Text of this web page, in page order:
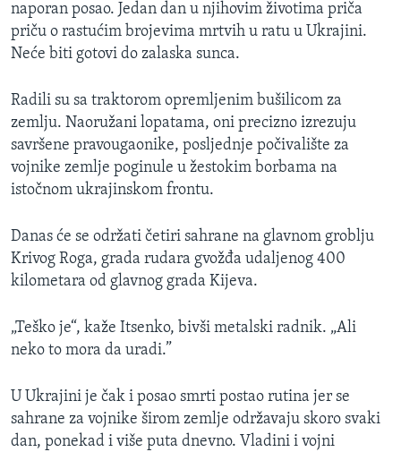
naporan posao. Jedan dan u njihovim životima priča
priču o rastućim brojevima mrtvih u ratu u Ukrajini.
Neće biti gotovi do zalaska sunca.
Radili su sa traktorom opremljenim bušilicom za
zemlju. Naoružani lopatama, oni precizno izrezuju
savršene pravougaonike, posljednje počivalište za
vojnike zemlje poginule u žestokim borbama na
istočnom ukrajinskom frontu.
Danas će se održati četiri sahrane na glavnom groblju
Krivog Roga, grada rudara gvožđa udaljenog 400
kilometara od glavnog grada Kijeva.
„Teško je“, kaže Itsenko, bivši metalski radnik. „Ali
neko to mora da uradi.”
U Ukrajini je čak i posao smrti postao rutina jer se
sahrane za vojnike širom zemlje održavaju skoro svaki
dan, ponekad i više puta dnevno. Vladini i vojni